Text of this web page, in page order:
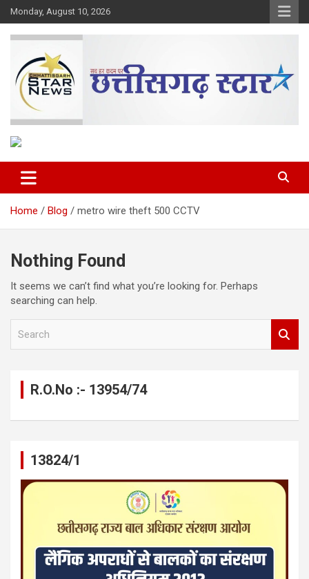
Skip
to
content
Monday, August 10, 2026
Chhattisgarh Star
Home Blog metro wire theft 500 CCTV
Nothing Found
It seems we can’t find what you’re looking for. Perhaps
searching can help.
R.O.No :- 13954/74
13824/1